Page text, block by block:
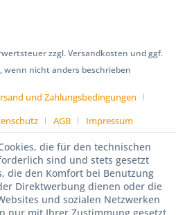
zzgl. Versandkosten und ggf.
wenn nicht anders beschrieben
und Zahlungsbedingungen
AGB Impressum
die für den technischen
sind und stets gesetzt
die den Komfort bei Benutzung
Direktwerbung dienen oder die
und sozialen Netzwerken